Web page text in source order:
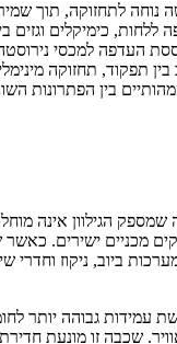
נוחה לתחזוקה, תוך
כימיקלים וגזים
תפקוד, תחזוקה
בין הפתרונות
שמספק הגילוון אינה
מכניים ישירים.
ביוב, ניקוז
שכבה זו מונעת